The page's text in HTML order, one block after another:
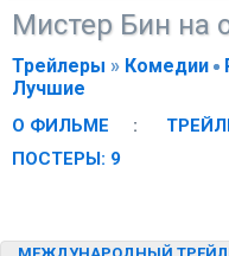
Мистер Бин на
Трейлеры » Комедии
Лучшие
О ФИЛЬМЕ :
ПОСТЕРЫ: 9